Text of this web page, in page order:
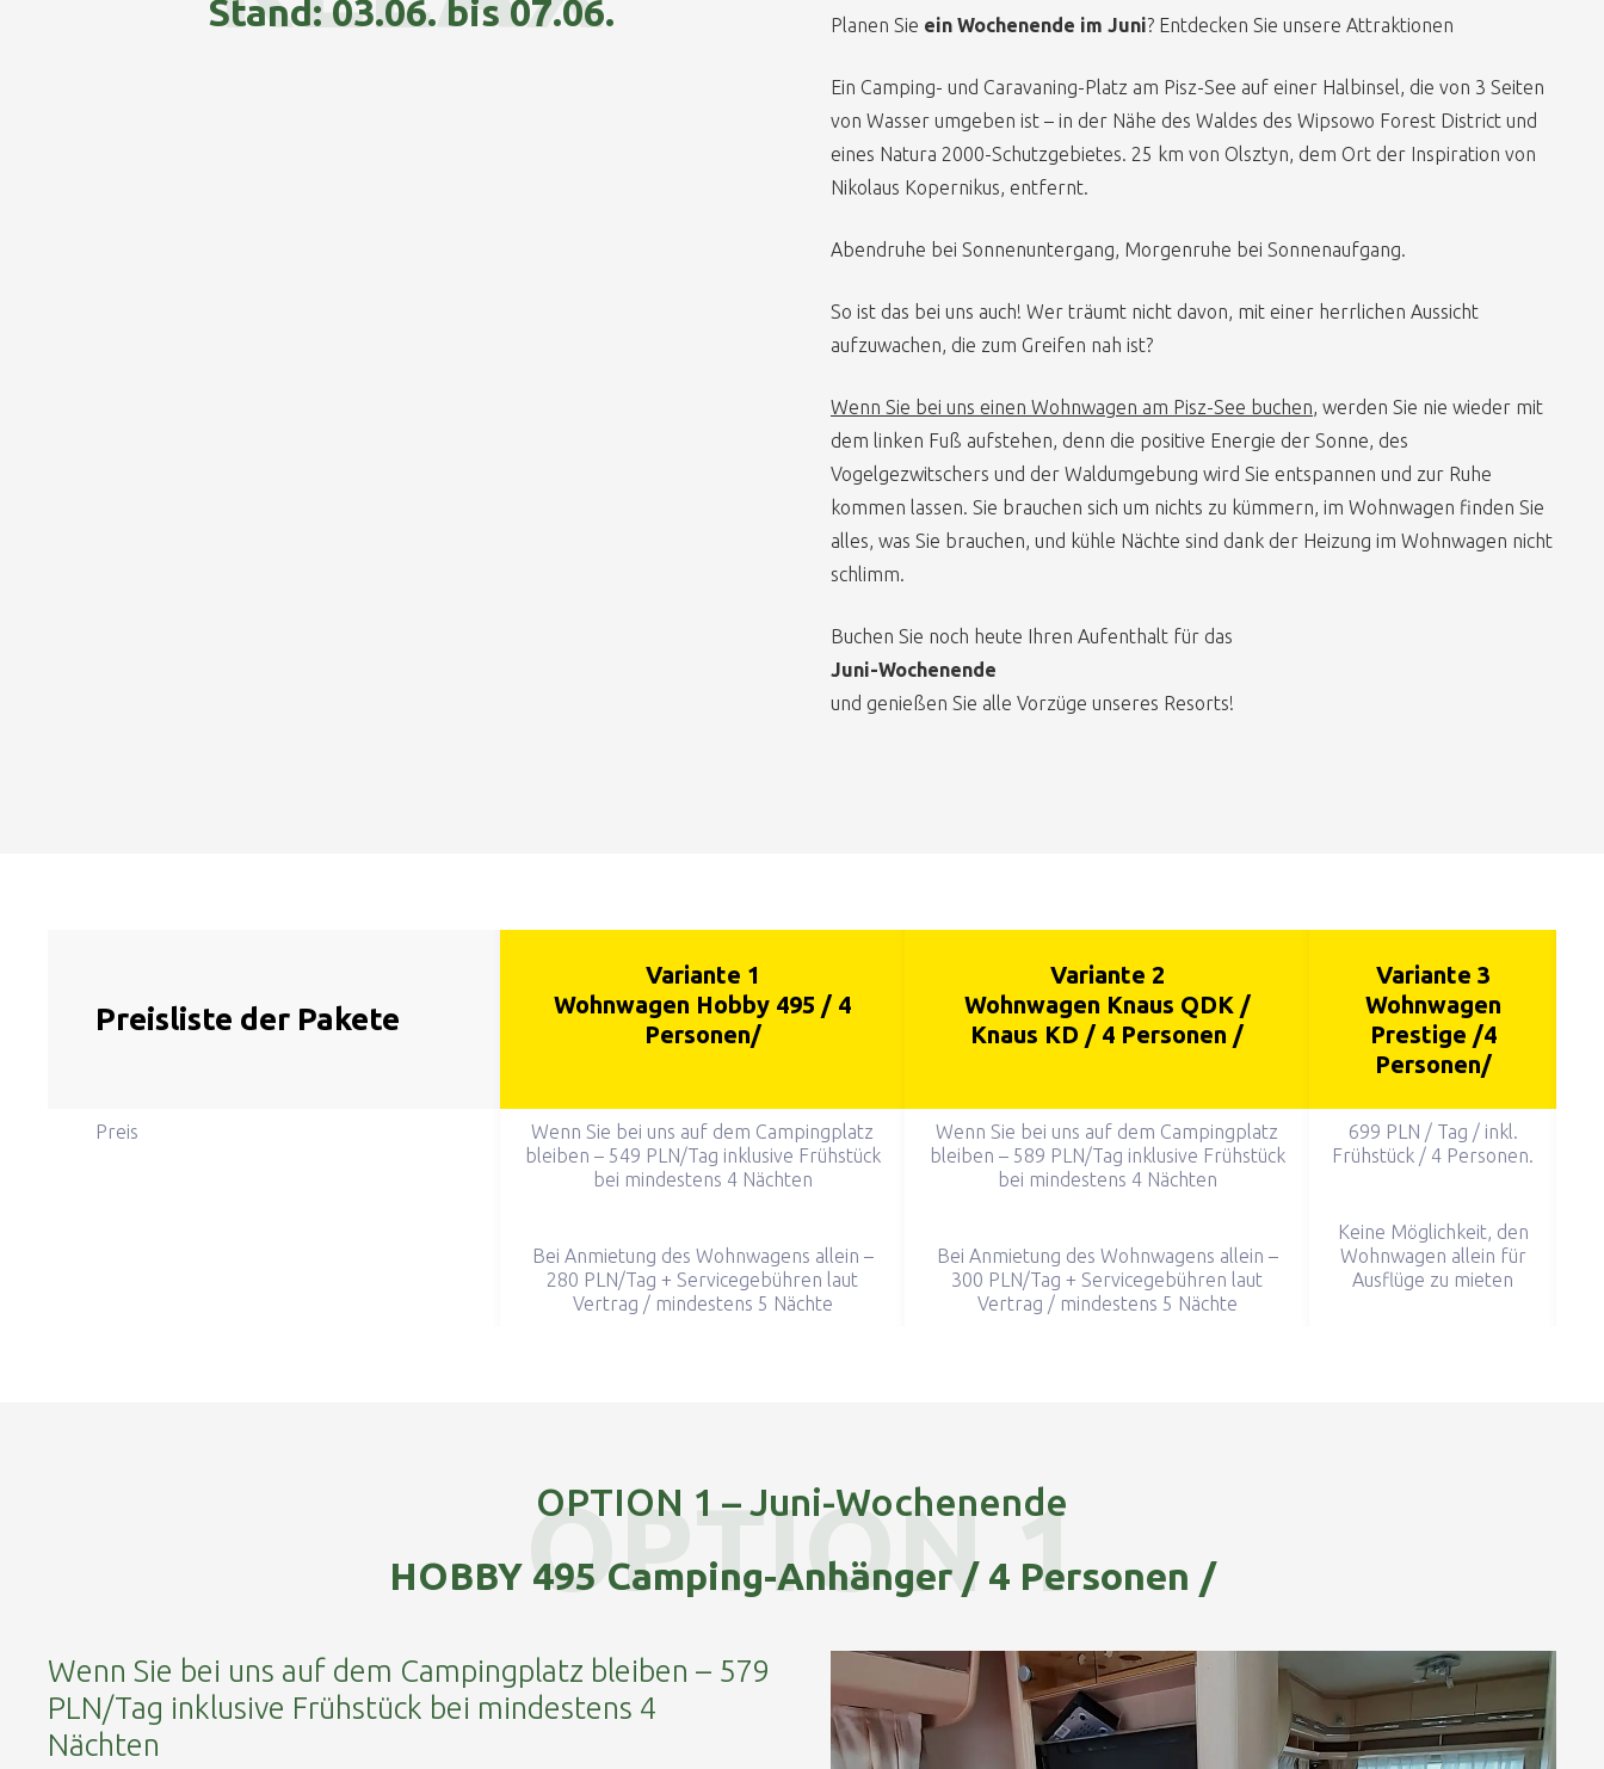
Stand: 03.06. bis 07.06. Planen Sie ein Wochenende im Juni? Entdecken Sie unsere Attraktionen
Ein Camping- und Caravaning-Platz am Pisz-See auf einer Halbinsel, die von 3 Seiten
von Wasser umgeben ist – in der Nähe des Waldes des Wipsowo Forest District und
eines Natura 2000-Schutzgebietes. 25 km von Olsztyn, dem Ort der Inspiration von
Nikolaus Kopernikus, entfernt.
Abendruhe bei Sonnenuntergang, Morgenruhe bei Sonnenaufgang.
So ist das bei uns auch! Wer träumt nicht davon, mit einer herrlichen Aussicht
aufzuwachen, die zum Greifen nah ist?
Wenn Sie bei uns einen Wohnwagen am Pisz-See buchen, werden Sie nie wieder mit
dem linken Fuß aufstehen, denn die positive Energie der Sonne, des
Vogelgezwitschers und der Waldumgebung wird Sie entspannen und zur Ruhe
kommen lassen. Sie brauchen sich um nichts zu kümmern, im Wohnwagen finden Sie
alles, was Sie brauchen, und kühle Nächte sind dank der Heizung im Wohnwagen nicht
schlimm.
Buchen Sie noch heute Ihren Aufenthalt für das
Juni-Wochenende
und genießen Sie alle Vorzüge unseres Resorts!
Preisliste der Pakete
Variante 1
Wohnwagen Hobby 495 / 4
Personen/
Variante 2
Wohnwagen Knaus QDK /
Knaus KD / 4 Personen /
Variante 3
Wohnwagen
Prestige /4
Personen/
Preis
Wenn Sie bei uns auf dem Campingplatz
bleiben – 549 PLN/Tag inklusive Frühstück
bei mindestens 4 Nächten
Bei Anmietung des Wohnwagens allein –
280 PLN/Tag + Servicegebühren laut
Vertrag / mindestens 5 Nächte
Wenn Sie bei uns auf dem Campingplatz
bleiben – 589 PLN/Tag inklusive Frühstück
bei mindestens 4 Nächten
Bei Anmietung des Wohnwagens allein –
300 PLN/Tag + Servicegebühren laut
Vertrag / mindestens 5 Nächte
699 PLN / Tag / inkl.
Frühstück / 4 Personen.
Keine Möglichkeit, den
Wohnwagen allein für
Ausflüge zu mieten
OPTION 1 – Juni-Wochenende
HOBBY 495 Camping-Anhänger / 4 Personen /
OPTION 1
Wenn Sie bei uns auf dem Campingplatz bleiben – 579
PLN/Tag inklusive Frühstück bei mindestens 4
Nächten